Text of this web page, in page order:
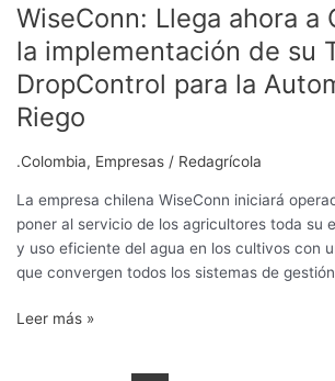
WiseConn: Llega ahora a
la implementación de su
DropControl para la
Riego
.Colombia, Empresas / Redagrícola
La empresa chilena WiseConn iniciará
poner al servicio de los agricultores toda su
y uso eficiente del agua en los cultivos con
que convergen todos los sistemas de
WiseConn:
Llega
ahora
Colombia
la
de
su
Tecnología
DropControl
la
Leer más »